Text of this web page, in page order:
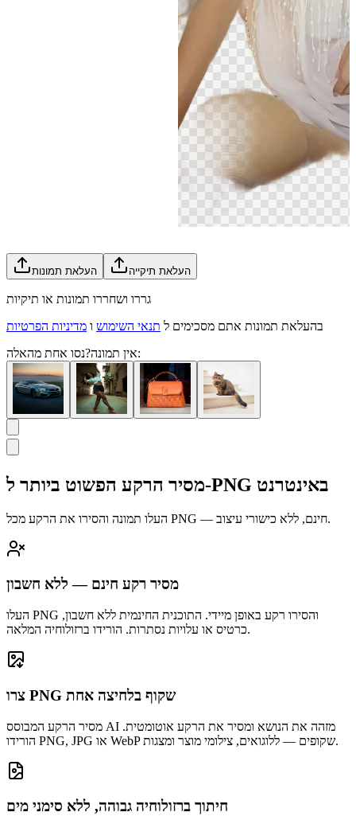
העלאת תמונות העלאת תיקייה
גררו ושחררו תמונות או תיקיות
בהעלאת תמונות אתם מסכימים ל תנאי השימוש ו מדיניות הפרטיות
אין תמונה?נסו אחת מהאלה:
מסיר הרקע הפשוט ביותר ל-PNG באינטרנט
העלו תמונה והסירו את הרקע מכל PNG — חינם, ללא כישורי עיצוב.
מסיר רקע חינם — ללא חשבון
העלו PNG והסירו רקע באופן מיידי. התוכנית החינמית ללא חשבון,
כרטיס או עלויות נסתרות. הורידו ברזולוחיה המלאה.
צרו PNG שקוף בלחיצה אחת
מסיר הרקע המבוסס AI מזהה את הנושא ומסיר את הרקע אוטומטית.
הורידו PNG, JPG או WebP שקופים — ללוגואים, צילומי מוצר ומצגות.
חיתוך ברזולוחיה גבוהה, ללא סימני מים